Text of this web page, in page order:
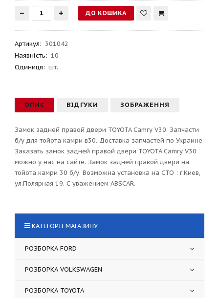
Артикул: 301042
Наявність: 10
Одиниця: шт.
ОПИС ВІДГУКИ ЗОБРАЖЕННЯ
Замок задней правой двери TOYOTA Camry V30. Запчасти
б/у для тойота камри в30. Доставка запчастей по Украине.
Заказать замок задней правой двери TOYOTA Camry V30
можно у нас на сайте. Замок задней правой двери на
тойота камри 30 б/у. Возможна установка на СТО : г.Киев,
ул.Полярная 19. С уважением ABSCAR.
КАТЕГОРІЇ МАГАЗИНУ
РОЗБОРКА FORD
РОЗБОРКА VOLKSWAGEN
РОЗБОРКА TOYOTA